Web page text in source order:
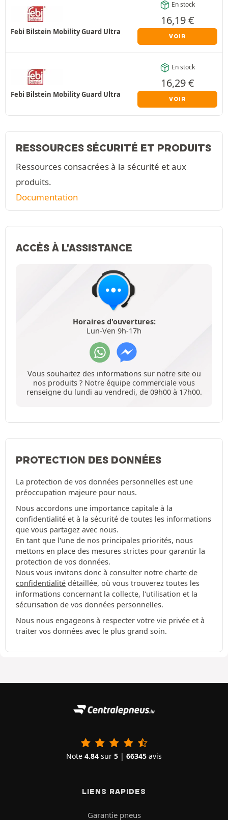
Febi Bilstein Mobility Guard Ultra
En stock
16,19€
VOIR
Febi Bilstein Mobility Guard Ultra
En stock
16,29€
VOIR
RESSOURCES SÉCURITÉ ET PRODUITS
Ressources consacrées à la sécurité et aux
produits.
Documentation
ACCÈS À L'ASSISTANCE
Horaires d'ouvertures:
Lun-Ven 9h-17h
Vous souhaitez des informations sur notre site ou
nos produits ? Notre équipe commerciale vous
renseigne du lundi au vendredi, de 09h00 à 17h00.
PROTECTION DES DONNÉES
La protection de vos données personnelles est une
préoccupation majeure pour nous.
Nous accordons une importance capitale à la
confidentialité et à la sécurité de toutes les informations
que vous partagez avec nous.
En tant que l'une de nos principales priorités, nous
mettons en place des mesures strictes pour garantir la
protection de vos données.
Nous vous invitons donc à consulter notre charte de
confidentialité détaillée, où vous trouverez toutes les
informations concernant la collecte, l'utilisation et la
sécurisation de vos données personnelles.
Nous nous engageons à respecter votre vie privée et à
traiter vos données avec le plus grand soin.
Note 4.84 sur 5 | 66345 avis
LIENS RAPIDES
Garantie pneus